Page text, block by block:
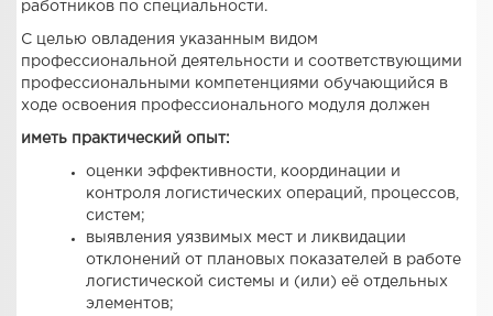
работников по специальности.
С целью овладения указанным видом
профессиональной деятельности и соответствующими
профессиональными компетенциями обучающийся в
ходе освоения профессионального модуля должен
иметь практический опыт:
оценки эффективности, координации и
контроля логистических операций, процессов,
систем;
выявления уязвимых мест и ликвидации
отклонений от плановых показателей в работе
логистической системы и (или) её отдельных
элементов;